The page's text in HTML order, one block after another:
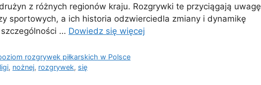
z różnych regionów kraju. Rozgrywki te przyciągają uwagę
sportowych, a ich historia odzwierciedla zmiany i dynamikę
… Dowiedz się więcej
rozgrywek piłkarskich w Polsce
ligi, nożnej, rozgrywek, się